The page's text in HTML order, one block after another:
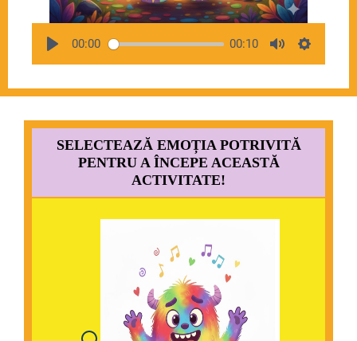
00:00 00:10
SELECTEAZĂ EMOȚIA POTRIVITĂ
PENTRU A ÎNCEPE ACEASTĂ
ACTIVITATE!